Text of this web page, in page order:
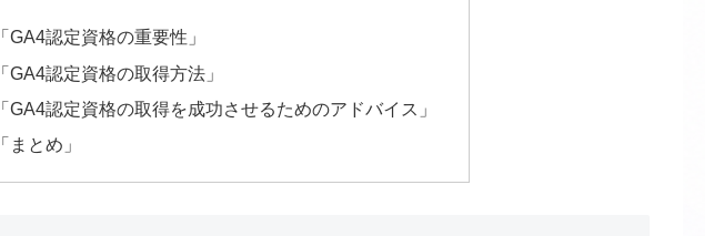
「GA4認定資格の重要性」
「GA4認定資格の取得方法」
「GA4認定資格の取得を成功させるためのアドバイス」
「まとめ」